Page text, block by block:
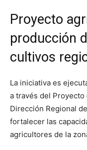
Proyecto
producción
cultivos
La iniciativa es
a través del
Dirección Regional
fortalecer las
agricultores de la